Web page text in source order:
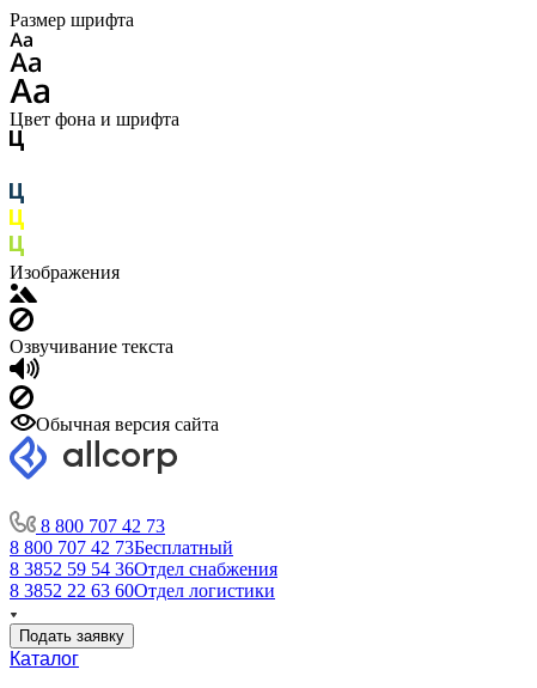
Размер шрифта
Цвет фона и шрифта
Изображения
Озвучивание текста
Обычная версия сайта
8 800 707 42 73
8 800 707 42 73Бесплатный
8 3852 59 54 36Отдел снабжения
8 3852 22 63 60Отдел логистики
Подать заявку
Каталог